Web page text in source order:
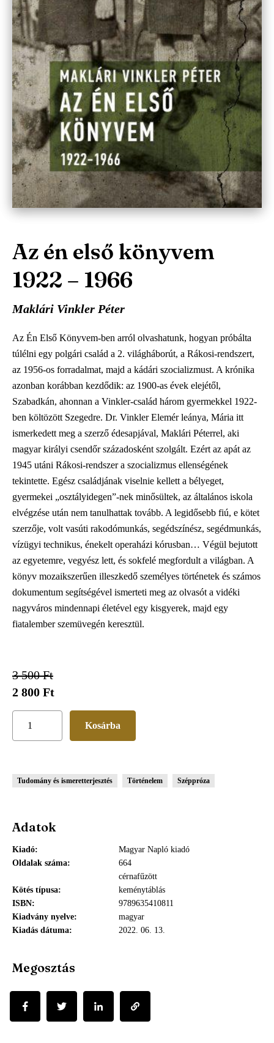
Az én első könyvem
1922 – 1966
Maklári Vinkler Péter
Az Én Első Könyvem-ben arról olvashatunk, hogyan próbálta
túlélni egy polgári család a 2. világháborút, a Rákosi-rendszert,
az 1956-os forradalmat, majd a kádári szocializmust. A krónika
azonban korábban kezdődik: az 1900-as évek elejétől,
Szabadkán, ahonnan a Vinkler-család három gyermekkel 1922-
ben költözött Szegedre. Dr. Vinkler Elemér leánya, Mária itt
ismerkedett meg a szerző édesapjával, Maklári Péterrel, aki
magyar királyi csendőr századosként szolgált. Ezért az apát az
1945 utáni Rákosi-rendszer a szocializmus ellenségének
tekintette. Egész családjának viselnie kellett a bélyeget,
gyermekei „osztályidegen”-nek minősültek, az általános iskola
elvégzése után nem tanulhattak tovább. A legidősebb fiú, e kötet
szerzője, volt vasúti rakodómunkás, segédszínész, segédmunkás,
vízügyi technikus, énekelt operaházi kórusban… Végül bejutott
az egyetemre, vegyész lett, és sokfelé megfordult a világban. A
könyv mozaikszerűen illeszkedő személyes történetek és számos
dokumentum segítségével ismerteti meg az olvasót a vidéki
nagyváros mindennapi életével egy kisgyerek, majd egy
fiatalember szemüvegén keresztül.
3 500 Ft
2 800 Ft
Tudomány és ismeretterjesztés Történelem Széppróza
Adatok
Kiadó
Magyar Napló kiadó
Oldalak száma
664
Kötés típusa
cérnafűzött
keménytáblás
ISBN
9789635410811
Kiadvány nyelve
magyar
Kiadás dátuma
2022. 06. 13.
Megosztás